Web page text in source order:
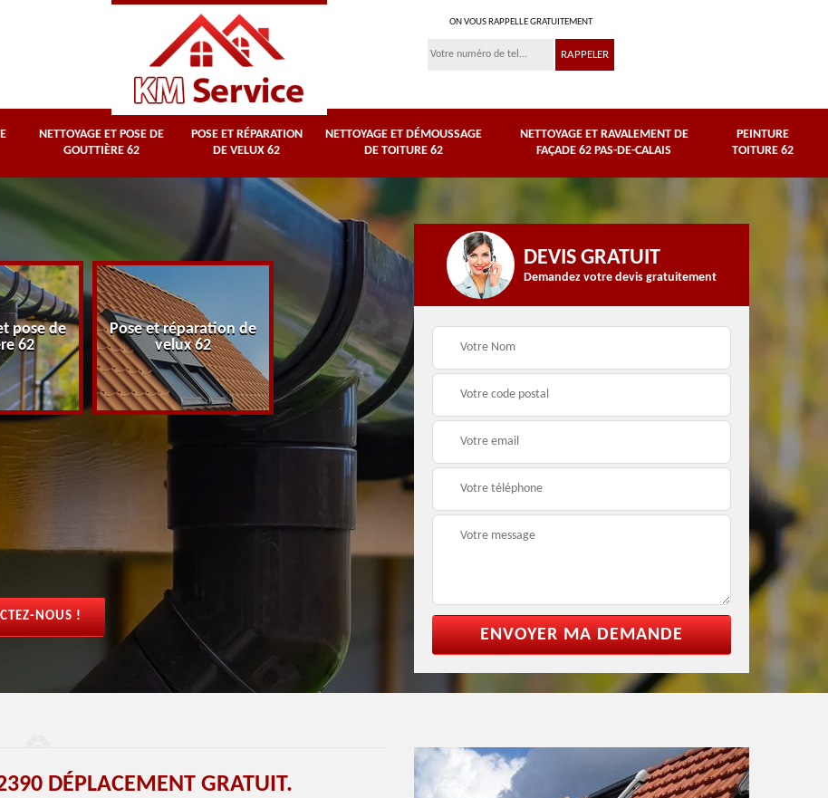
ON VOUS RAPPELLE GRATUITEMENT
NETTOYAGE ET POSE DE
GOUTTIÈRE 62
POSE ET RÉPARATION
DE VELUX 62
NETTOYAGE ET DÉMOUSSAGE
DE TOITURE 62
NETTOYAGE ET RAVALEMENT DE
FAÇADE 62 PAS-DE-CALAIS
PEINTURE
TOITURE 62
pose de
62
Pose et réparation de
velux 62
Nettoyage et
démoussage de
toiture 62
62 Pas-de-Calais
NOUS !
DEVIS GRATUIT
Demandez votre devis gratuitement
DÉPLACEMENT GRATUIT.